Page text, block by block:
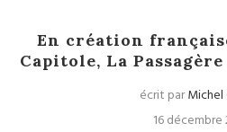
En création
Capitole, La
écrit parMichel
16 décembre